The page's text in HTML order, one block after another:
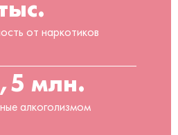
от наркотиков
млн.
алкоголизмом